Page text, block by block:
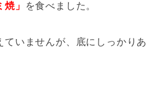
焼」 を食べました。
ていませんが、底にしっかりあ